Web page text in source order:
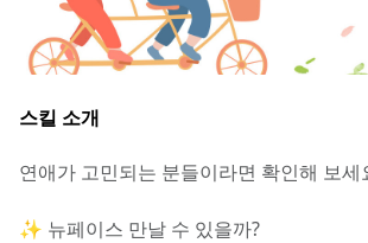
스킬 소개
연애가 고민되는 분들이라면 확인해 보
✨ 뉴페이스 만날 수 있을까?